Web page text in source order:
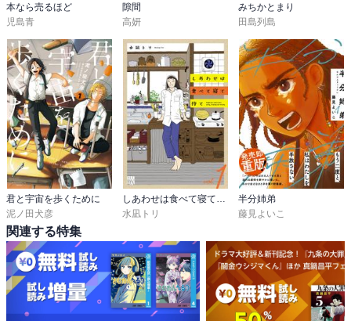
本なら売るほど
児島青
隙間
高妍
みちかとまり
田島列島
君と宇宙を歩くために
泥ノ田犬彦
水凪トリ
半分姉弟
藤見よいこ
関連する特集